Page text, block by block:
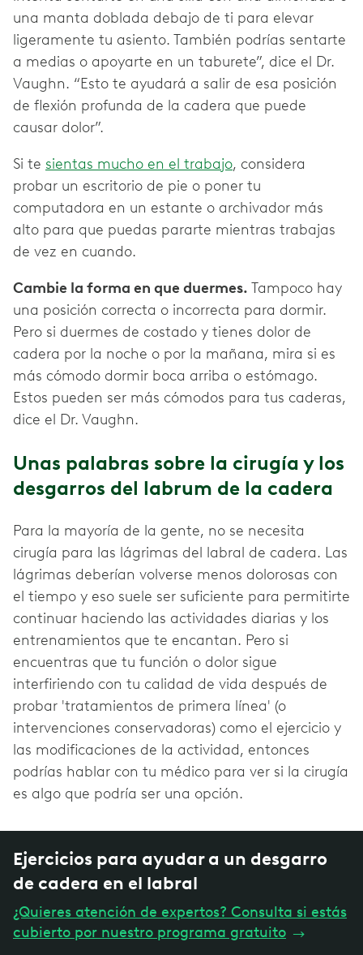
una manta doblada debajo de ti para elevar
ligeramente tu asiento. También podrías sentarte
a medias o apoyarte en un taburete”, dice el Dr.
Vaughn. “Esto te ayudará a salir de esa posición
de flexión profunda de la cadera que puede
causar dolor”.
Si te sientas mucho en el trabajo, considera
probar un escritorio de pie o poner tu
computadora en un estante o archivador más
alto para que puedas pararte mientras trabajas
de vez en cuando.
Cambie la forma en que duermes. Tampoco hay
una posición correcta o incorrecta para dormir.
Pero si duermes de costado y tienes dolor de
cadera por la noche o por la mañana, mira si es
más cómodo dormir boca arriba o estómago.
Estos pueden ser más cómodos para tus caderas,
dice el Dr. Vaughn.
Unas palabras sobre la cirugía y los
desgarros del labrum de la cadera
Para la mayoría de la gente, no se necesita
cirugía para las lágrimas del labral de cadera. Las
lágrimas deberían volverse menos dolorosas con
el tiempo y eso suele ser suficiente para permitirte
continuar haciendo las actividades diarias y los
entrenamientos que te encantan. Pero si
encuentras que tu función o dolor sigue
interfiriendo con tu calidad de vida después de
probar 'tratamientos de primera línea' (o
intervenciones conservadoras) como el ejercicio y
las modificaciones de la actividad, entonces
podrías hablar con tu médico para ver si la cirugía
es algo que podría ser una opción.
Ejercicios para ayudar a un desgarro
de cadera en el labral
¿Quieres atención de expertos? Consulta si estás
cubierto por nuestro programa gratuito →